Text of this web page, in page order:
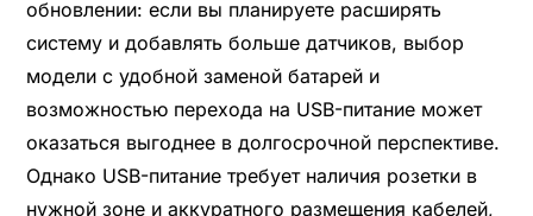
обновлении: если вы планируете расширять
систему и добавлять больше датчиков, выбор
модели с удобной заменой батарей и
возможностью перехода на USB-питание может
оказаться выгоднее в долгосрочной перспективе.
Однако USB-питание требует наличия розетки в
нужной зоне и аккуратного размещения кабелей,